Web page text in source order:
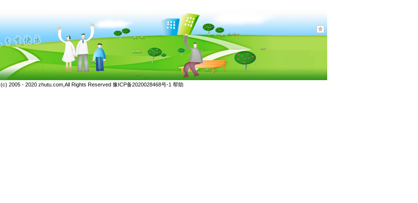
(c) 2005 - 2020 zhutu.com,All Rights Reserved 豫ICP备2020028468号-1 帮助